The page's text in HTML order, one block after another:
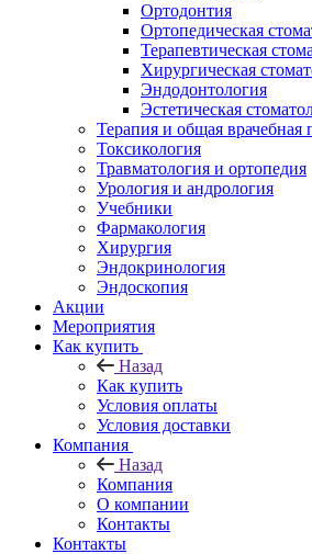
Ортодонтия
Ортопедическая
Терапевтическая
Хирургическая
Эндодонтология
Эстетическая
Терапия и общая врачебная
Токсикология
Травматология и ортопедия
Урология и андрология
Учебники
Фармакология
Хирургия
Эндокринология
Эндоскопия
Акции
Мероприятия
Как купить
Назад
Как купить
Условия оплаты
Условия доставки
Компания
Назад
Компания
О компании
Контакты
Контакты